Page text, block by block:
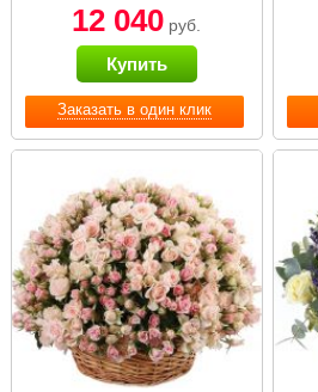
Заказать в один клик
12 040 руб.
Купить